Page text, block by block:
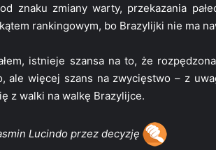
znaku zmiany warty, przekazania
rankingowym, bo Brazylijki nie ma
istnieje szansa na to, że
ale więcej szans na zwycięstwo – z
z walki na walkę Brazylijce.
Lucindo przez decyzję